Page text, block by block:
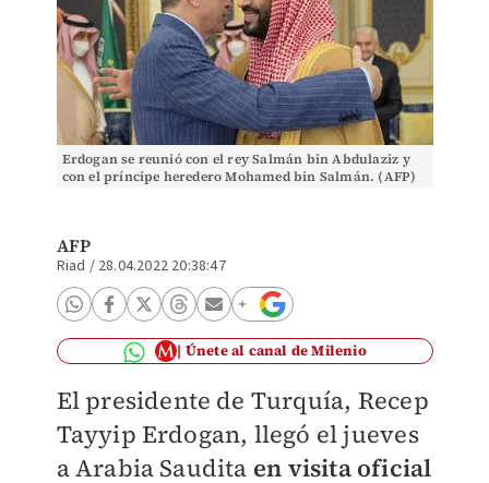
Erdogan se reunió con el rey Salmán bin Abdulaziz y
con el príncipe heredero Mohamed bin Salmán. (AFP)
AFP
Riad / 28.04.2022 20:38:47
Únete al canal de Milenio
El presidente de Turquía, Recep
Tayyip Erdogan, llegó el jueves
a Arabia Saudita en visita oficial